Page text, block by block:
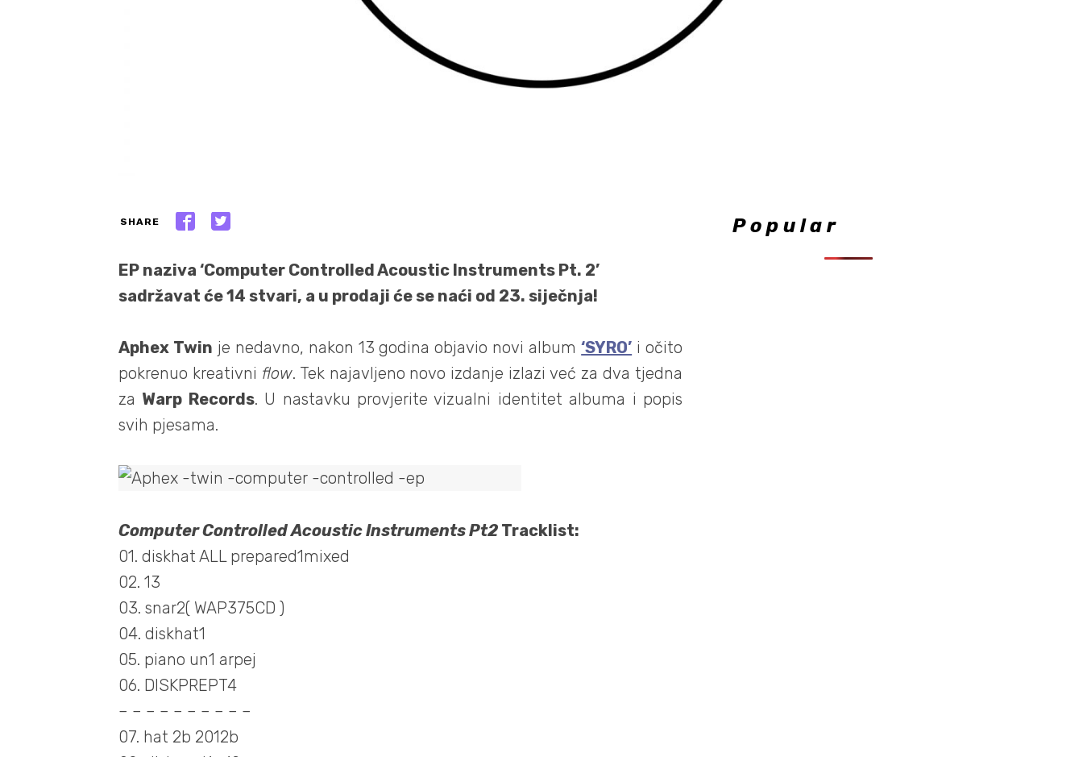
SHARE
EP naziva ‘Computer Controlled Acoustic Instruments Pt. 2’
sadržavat će 14 stvari, a u prodaji će se naći od 23. siječnja!
Aphex Twin je nedavno, nakon 13 godina objavio novi album‘SYRO’ i očito
pokrenuo kreativni flow. Tek najavljeno novo izdanje izlazi već za dva tjedna
za Warp Records. U nastavku provjerite vizualni identitet albuma i popis
svih pjesama.
Computer Controlled Acoustic Instruments Pt2 Tracklist:
01. diskhat ALL prepared1mixed
02. 13
03. snar2( WAP375CD )
04. diskhat1
05. piano un1 arpej
06. DISKPREPT4
– – – – – – – – – –
07. hat 2b 2012b
Popular